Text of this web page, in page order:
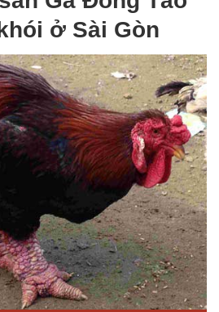
ở Sài Gòn